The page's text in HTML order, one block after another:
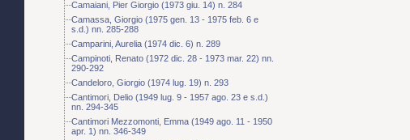
Camaiani, Pier Giorgio (1973 giu. 14) n. 284
Camassa, Giorgio (1975 gen. 13 - 1975 feb. 6 e
s.d.) nn. 285-288
Camparini, Aurelia (1974 dic. 6) n. 289
Campinoti, Renato (1972 dic. 28 - 1973 mar. 22) nn.
290-292
Candeloro, Giorgio (1974 lug. 19) n. 293
Cantimori, Delio (1949 lug. 9 - 1957 ago. 23 e s.d.)
nn. 294-345
Cantimori Mezzomonti, Emma (1949 ago. 11 - 1950
apr. 1) nn. 346-349